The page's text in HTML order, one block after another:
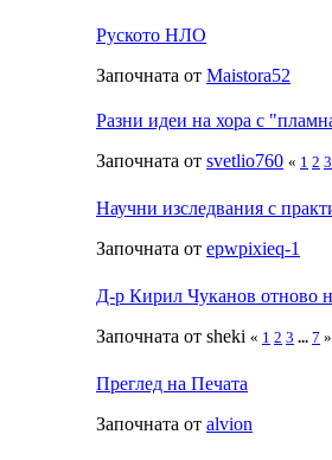
Руското НЛО
Започната от Maistora52
Разни идеи на хора с
Започната от svetlio760 « 1 2 3
Научни изследвания с
Започната от epwpixieq-1
Д-р Кирил Чуканов отново
Започната от sheki « 1 2 3 ... 7 »
Преглед на Печата
Започната от alvion